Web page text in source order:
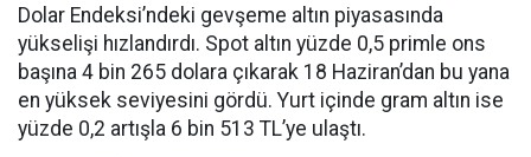
Dolar Endeksi’ndeki gevşeme altın piyasasında
yükselişi hızlandırdı. Spot altın yüzde 0,5 primle ons
başına 4 bin 265 dolara çıkarak 18 Haziran’dan bu yana
en yüksek seviyesini gördü. Yurt içinde gram altın ise
yüzde 0,2 artışla 6 bin 513 TL’ye ulaştı.